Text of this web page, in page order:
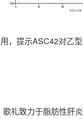
提示ASC42对乙
礼致力于脂肪性肝